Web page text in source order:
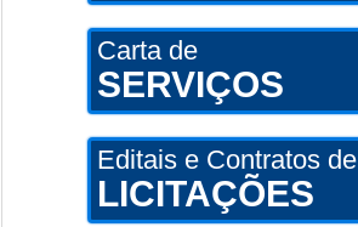
Carta de
SERVIÇOS
Editais e Contratos de
LICITAÇÕES